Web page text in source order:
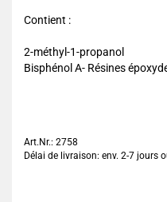
Contient :
2-méthyl-1-propanol
Bisphénol A- Résines
Art.Nr.: 2758
Délai de livraison: env. 2-7 jours